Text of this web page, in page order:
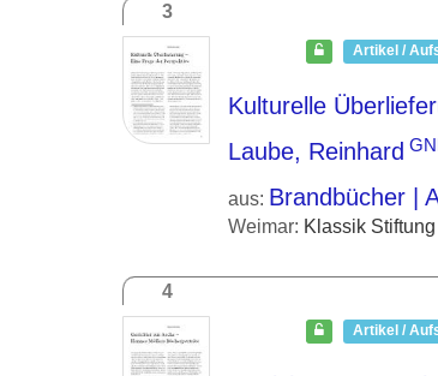
3
Artikel /
Kulturelle
Laube, Reinhard
aus: Brandbücher |
Weimar: Klassik
4
Artikel /